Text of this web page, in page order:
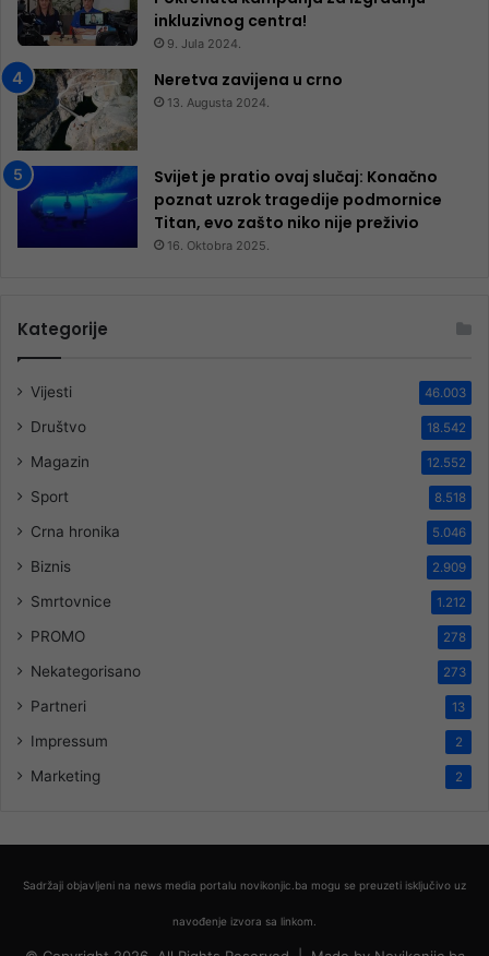
inkluzivnog centra!
9. Jula 2024.
Neretva zavijena u crno
13. Augusta 2024.
Svijet je pratio ovaj slučaj: Konačno
poznat uzrok tragedije podmornice
Titan, evo zašto niko nije preživio
16. Oktobra 2025.
Kategorije
Vijesti 46.003
Društvo 18.542
Magazin 12.552
Sport 8.518
Crna hronika 5.046
Biznis 2.909
Smrtovnice 1.212
PROMO 278
Nekategorisano 273
Partneri 13
Impressum 2
Marketing 2
Sadržaji objavljeni na news media portalu novikonjic.ba mogu se preuzeti isključivo uz
navođenje izvora sa linkom.